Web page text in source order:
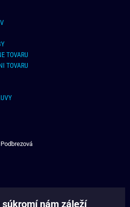
TOVARU
TOVARU
súkromí nám záleží